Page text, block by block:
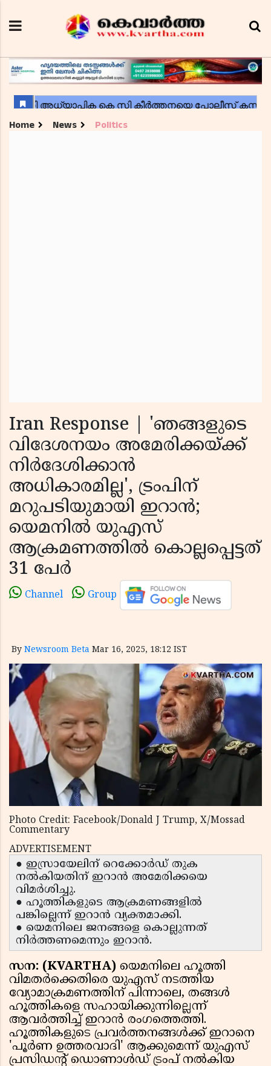
Home News Politics
Iran Response |
'ഞങ്ങളുടെ
വിദേശനയം അമേരിക്കയ്ക്ക്
നിർദേശിക്കാൻ
അധികാരമില്ല', ട്രംപിന്
മറുപടിയുമായി ഇറാൻ;
യെമനിൽ യുഎസ്
ആക്രമണത്തിൽ കൊല്ലപ്പെട്ടത്
31 പേർ
Channel Group
By Newsroom Beta Mar 16, 2025, 18:12 IST
Photo Credit: Facebook/Donald J Trump, X/Mossad
Commentary
ADVERTISEMENT
● ഇസ്രായേലിന് റെക്കോർഡ് തുക
നൽകിയതിന് ഇറാൻ അമേരിക്കയെ
വിമർശിച്ചു.
● ഹൂത്തികളുടെ ആക്രമണങ്ങളിൽ
പങ്കില്ലെന്ന് ഇറാൻ വ്യക്തമാക്കി.
● യെമനിലെ ജനങ്ങളെ കൊല്ലുന്നത്
നിർത്തണമെന്നും ഇറാൻ.
സന: (KVARTHA) യെമനിലെ ഹൂത്തി
വിമതർക്കെതിരെ യുഎസ് നടത്തിയ
വ്യോമാക്രമണത്തിന് പിന്നാലെ, തങ്ങൾ
ഹൂത്തികളെ സഹായിക്കുന്നില്ലെന്ന്
ആവർത്തിച്ച് ഇറാൻ രംഗത്തെത്തി.
ഹൂത്തികളുടെ പ്രവർത്തനങ്ങൾക്ക് ഇറാനെ
'പൂർണ ഉത്തരവാദി' ആക്കുമെന്ന് യുഎസ്
പ്രസിഡന്റ് ഡൊണാൾഡ് ട്രംപ് നൽകിയ